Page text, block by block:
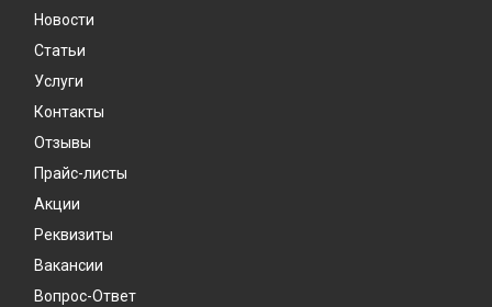
Новости
Статьи
Услуги
Контакты
Отзывы
Прайс-листы
Акции
Реквизиты
Вакансии
Вопрос-Ответ